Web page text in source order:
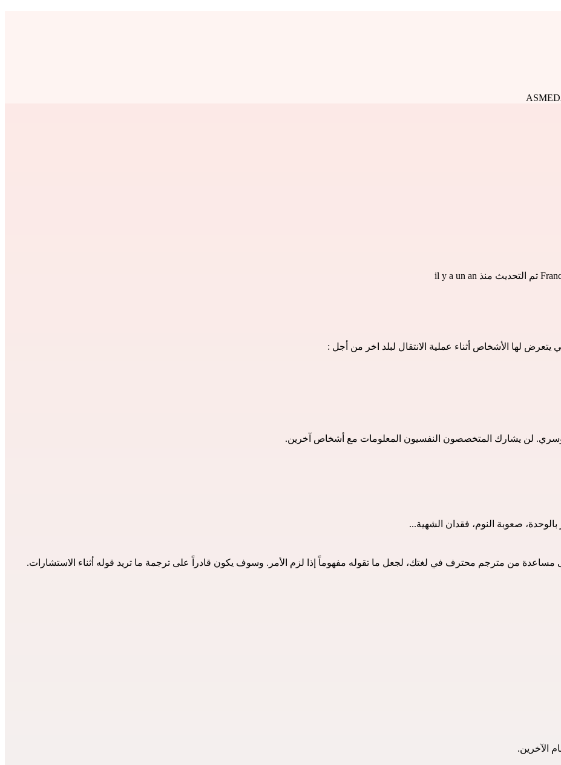
تم التحديث منذ il y a un an
لها الأشخاص أثناء عملية الانتقال لبلد اخر من أجل :
وسري. لن يشارك المتخصصون النفسيون المعلومات مع أشخاص آخرين.
صعوبة النوم، فقدان الشهية...
من مترجم محترف في لغتك، لجعل ما تقوله مفهوماً إذا لزم الأمر. وسوف يكون قادراً على ترجمة ما تريد قوله أثناء الاستشارات.
الآخرين.